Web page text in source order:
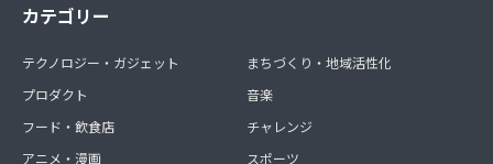
カテゴリー
テクノロジー・ガジェット
プロダクト
フード・飲食店
アニメ・漫画
まちづくり・地域活性化
音楽
チャレンジ
スポーツ